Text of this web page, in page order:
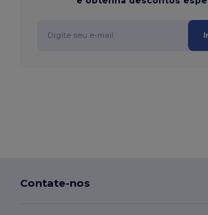
Contate-nos